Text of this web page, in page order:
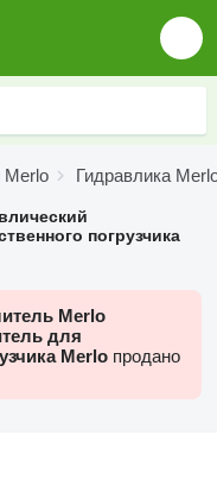
Merlo Гидравлика
погрузчика
Merlo
для
Merlo продано